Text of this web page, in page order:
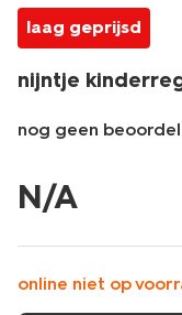
laag geprijsd
nijntje
nog geen
kinderregenlaars-
beige-
N/A
online niet op